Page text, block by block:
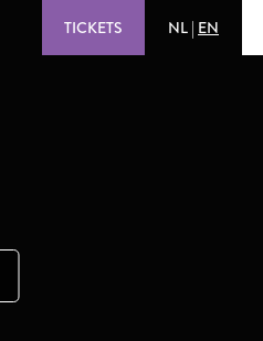
TICKETS NL | EN